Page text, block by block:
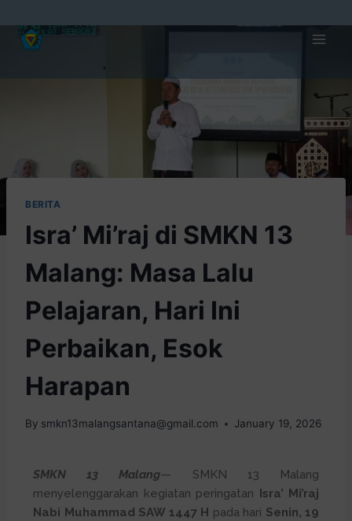
BERITA
Isra’ Mi’raj di SMKN 13
Malang: Masa Lalu
Pelajaran, Hari Ini
Perbaikan, Esok
Harapan
By smkn13malangsantana@gmail.com January 19, 2026
SMKN 13 Malang— SMKN 13 Malang
menyelenggarakan kegiatan peringatan Isra’ Mi’raj
Nabi Muhammad SAW 1447 H pada hari Senin, 19